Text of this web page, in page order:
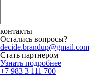
контакты
Остались вопросы?
decide.brandup@gmail.com
Стать партнером
Узнать подробнее
+7 983 3 111 700